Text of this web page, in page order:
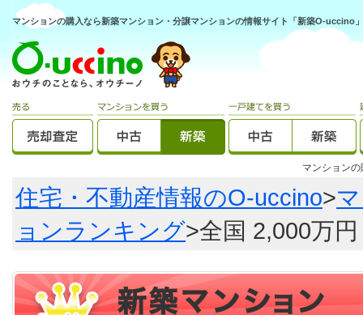
マンションの購入なら新築マンション・分譲マンションの情報サイト「新築O-uccino」
マンション
住宅・不動産情報のO-uccino>
ョンランキング>全国 2,000万